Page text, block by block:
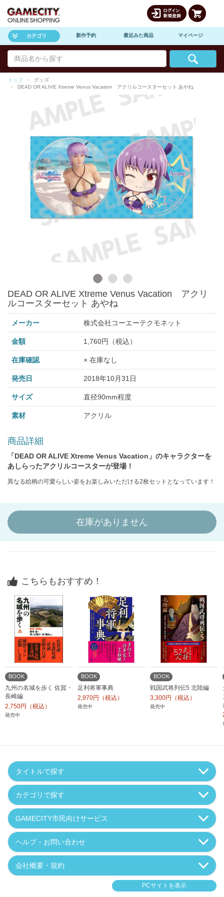
カテゴリ 新作予約 最近みた商品 マイページ
トップ
グッズ
DEAD OR ALIVE Xtreme Venus Vacation アクリルコースターセット あやね
DEAD OR ALIVE Xtreme Venus Vacation アクリ
ルコースターセット あやね
メーカー 株式会社コーエーテクモネット
金額 1,760円（税込）
在庫確認 × 在庫なし
発売日 2018年10月31日
サイズ 直径90mm程度
素材 アクリル
商品詳細
「DEAD OR ALIVE Xtreme Venus Vacation」のキャラクターを
あしらったアクリルコースターが登場！
異なる絵柄の可愛らしい姿をお楽しみいただける2枚セットとなっています！
在庫がありません
こちらもおすすめ！
BOOK
九州の名城を歩く 佐賀・
長崎編
2,750円（税込）
発売中
BOOK
足利将軍事典
2,970円（税込）
発売中
BOOK
戦国武将列伝5 北陸編
3,300円（税込）
発売中
タイトルで探す
カテゴリで探す
GAMECITY市民向けサービス
ヘルプ・お問い合わせ
会社概要・規約
PCサイトを表示